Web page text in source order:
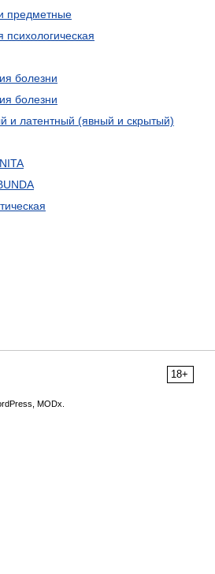
предметные
болезни
болезни
и латентный (явный и скрытый)
18+
MODx.